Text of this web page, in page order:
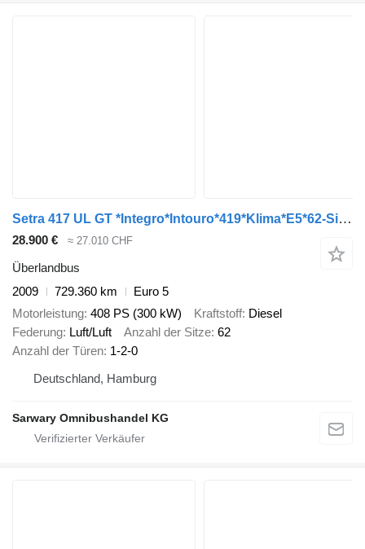
Setra 417 UL GT *Integro*Intouro*419*Klima*E5*62-Sitze*
28.900 € ≈ 27.010 CHF
Überlandbus
2009
729.360 km
Euro 5
Motorleistung 408 PS (300 kW) Kraftstoff Diesel
Federung Luft/Luft Anzahl der Sitze 62
Anzahl der Türen 1-2-0
Deutschland, Hamburg
Sarwary Omnibushandel KG